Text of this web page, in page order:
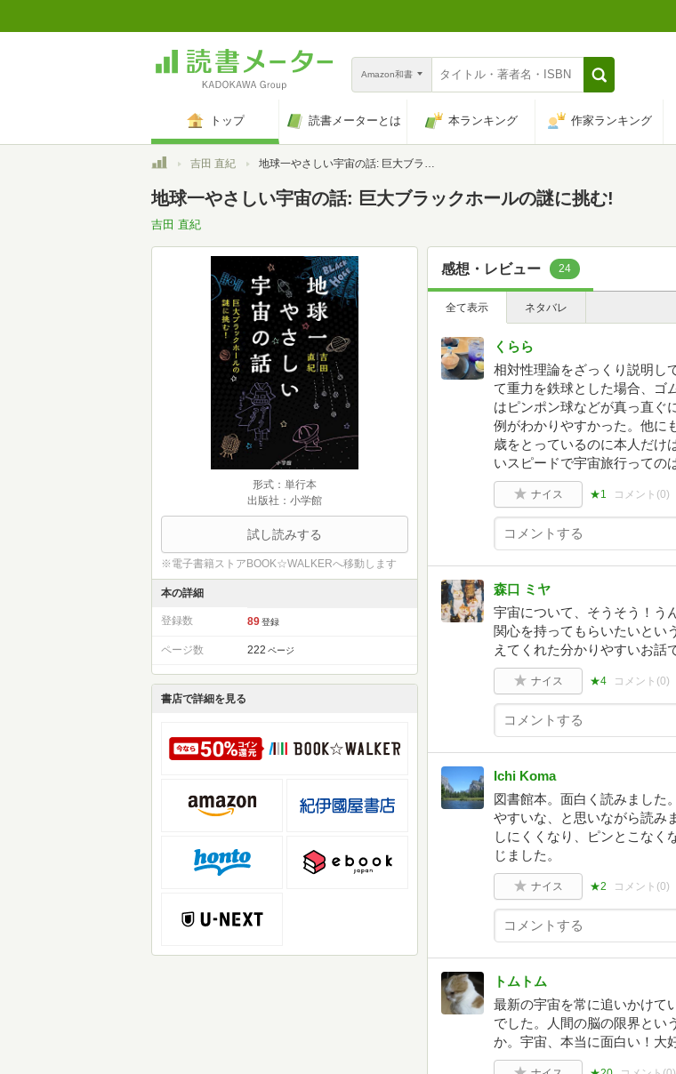
Amazon和書
トップ 読書メーターとは 本ランキング 作家ランキング
トップ吉田 直紀 地球一やさしい宇宙の話: 巨大ブラックホールの謎に挑む!
地球一やさしい宇宙の話: 巨大ブラックホールの謎に挑む!
吉田 直紀
形式：単行本
出版社：小学館
試し読みする
※電子書籍ストアBOOK☆WALKERへ移動します
本の詳細
登録数 89 登録
ページ数 222 ページ
書店で詳細を見る
感想・レビュー 24
全て表示 ネタバレ
くらら
相対性理論をざっくり説明し
て重力を鉄球とした場合、ゴ
はピンポン球などが真っ直ぐ
例がわかりやすかった。他に
歳をとっているのに本人だけ
いスピードで宇宙旅行っての
ナイス ★1 コメント(0)
森口 ミヤ
宇宙について、そうそう！う
関心を持ってもらいたいとい
えてくれた分かりやすいお話
ナイス ★4 コメント(0)
Ichi Koma
図書館本。面白く読みました
やすいな、と思いながら読み
しにくくなり、ピンとこなく
じました。
ナイス ★2 コメント(0)
トムトム
最新の宇宙を常に追いかけて
でした。人間の脳の限界とい
か。宇宙、本当に面白い！大